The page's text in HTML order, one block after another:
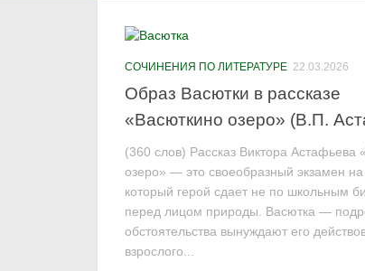
СОЧИНЕНИЯ ПО ЛИТЕРАТУРЕ 22.03.2026
Образ Васютки в рассказе
«Васюткино озеро» (В.П.
(360 слов) Рассказ Виктора Астафьева
озеро» — это своеобразный экзамен на
который герой сдает не по школьным
перед лицом природы. Васютка —
обстоятельства вынуждают его
взрослого...